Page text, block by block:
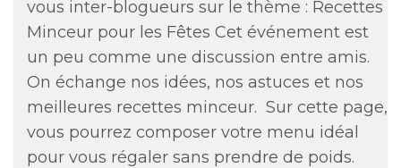
vous inter-blogueurs sur le thème : Recettes
Minceur pour les Fêtes Cet événement est
un peu comme une discussion entre amis.
On échange nos idées, nos astuces et nos
meilleures recettes minceur. Sur cette page,
vous pourrez composer votre menu idéal
pour vous régaler sans prendre de poids.